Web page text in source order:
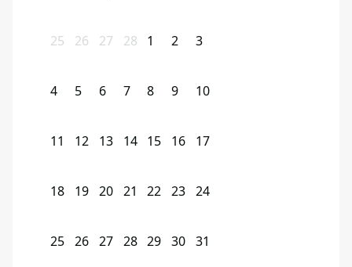
25 26 27 28 1 2 3
4 5 6 7 8 9 10
11 12 13 14 15 16 17
18 19 20 21 22 23 24
25 26 27 28 29 30 31